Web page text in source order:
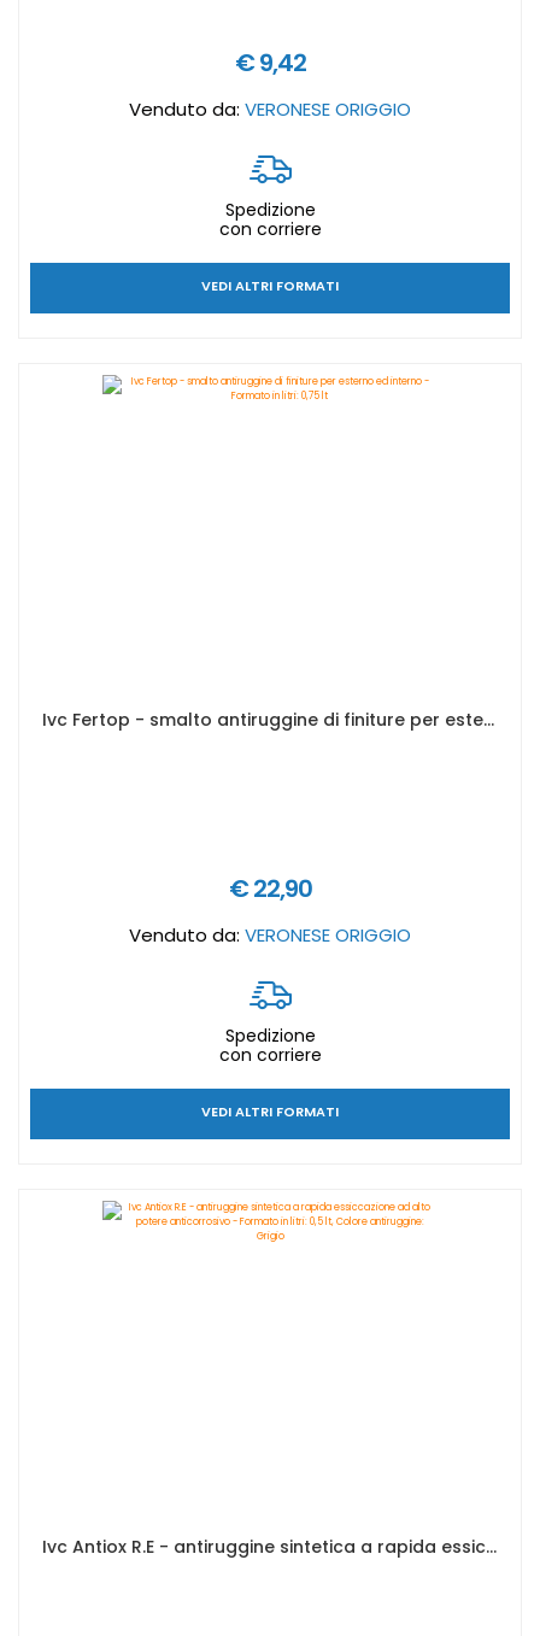
€ 9,42
Venduto da: VERONESE ORIGGIO
Spedizione
con corriere
VEDI ALTRI FORMATI
Ivc Fertop - smalto antiruggine di finiture per esterno ed interno - Formato in litri: 0,75 lt
€ 22,90
Venduto da: VERONESE ORIGGIO
Spedizione
con corriere
VEDI ALTRI FORMATI
Ivc Antiox R.E - antiruggine sintetica a rapida essiccazione ad alto potere anticorrosivo - Formato in litri: 0,5 lt, Colore antiruggine: Grigio